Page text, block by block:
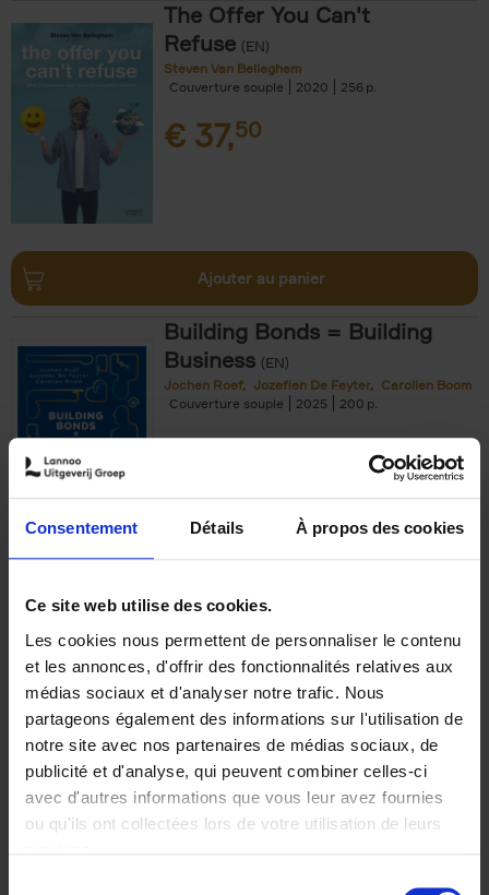
Consentement Détails À propos des cookies
Ce site web utilise des cookies.
Les cookies nous permettent de personnaliser le contenu
et les annonces, d'offrir des fonctionnalités relatives aux
médias sociaux et d'analyser notre trafic. Nous
partageons également des informations sur l'utilisation de
notre site avec nos partenaires de médias sociaux, de
publicité et d'analyse, qui peuvent combiner celles-ci
avec d'autres informations que vous leur avez fournies
ou qu'ils ont collectées lors de votre utilisation de leurs
The Offer You Can't
Refuse (EN)
Steven Van Belleghem
Couverture souple
2020 256
€ 37,50
Ajouter au panier
Building Bonds = Building
Business (EN)
Jochen Roef Jozefien De Feyter
Carolien Boom
Couverture souple
2025 200
€29,99
Optichannel Retail. Beyond
the Digital Hysteria
Gino Van Ossel
Autre finition
2019 350
€29,99